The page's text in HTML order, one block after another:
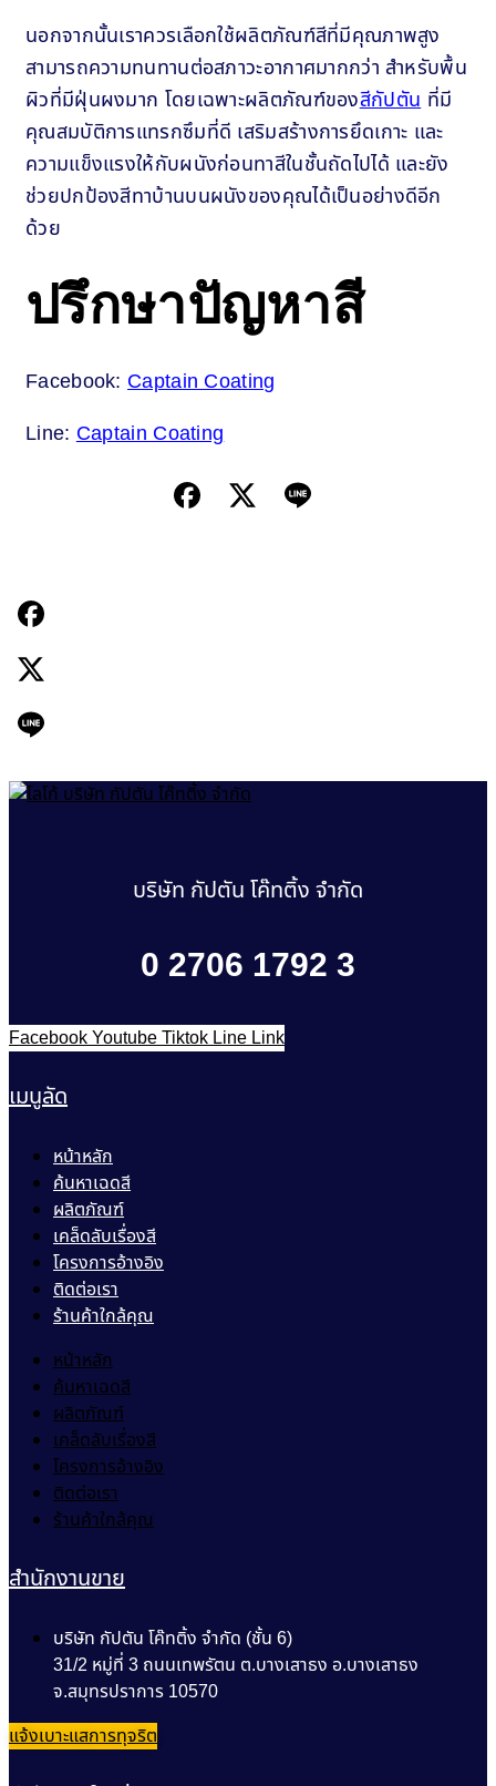
นอกจากนั้นเราควรเลือกใช้ผลิตภัณฑ์สีที่มีคุณภาพสูง
สามารถความทนทานต่อสภาวะอากาศมากกว่า สำหรับพื้น
ผิวที่มีฝุ่นผงมาก โดยเฉพาะผลิตภัณฑ์ของสีกัปตันที่มี
คุณสมบัติการแทรกซึมที่ดี เสริมสร้างการยึดเกาะ และ
ความแข็งแรงให้กับผนังก่อนทาสีในชั้นถัดไปได้ และยัง
ช่วยปกป้องสีทาบ้านบนผนังของคุณได้เป็นอย่างดีอีก
ด้วย
ปรึกษาปัญหาสี
Facebook:Captain Coating
Line:Captain Coating
บริษัท กัปตัน โค๊ทติ้ง จำกัด
0 2706 1792 3
FacebookYoutubeTiktok Line Link
เมนูลัด
หน้าหลัก
ค้นหาเฉดสี
ผลิตภัณฑ์
เคล็ดลับเรื่องสี
โครงการอ้างอิง
ติดต่อเรา
ร้านค้าใกล้คุณ
หน้าหลัก
ค้นหาเฉดสี
ผลิตภัณฑ์
เคล็ดลับเรื่องสี
โครงการอ้างอิง
ติดต่อเรา
ร้านค้าใกล้คุณ
สำนักงานขาย
บริษัท กัปตัน โค๊ทติ้ง จำกัด (ชั้น 6)
31/2 หมู่ที่ 3 ถนนเทพรัตน ต.บางเสาธง อ.บางเสาธง
จ.สมุทรปราการ 10570
แจ้งเบาะแสการทุจริต